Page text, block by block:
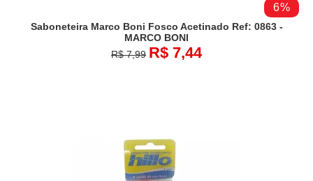
6%
Saboneteira Marco Boni Fosco Acetinado Ref: 0863 -
MARCO BONI
R$ 7,99 R$ 7,44